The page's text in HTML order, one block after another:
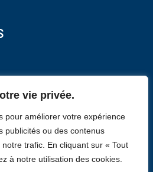
vie privée.
pour améliorer votre expérience
publicités ou des contenus
trafic. En cliquant sur « Tout
à notre utilisation des cookies.